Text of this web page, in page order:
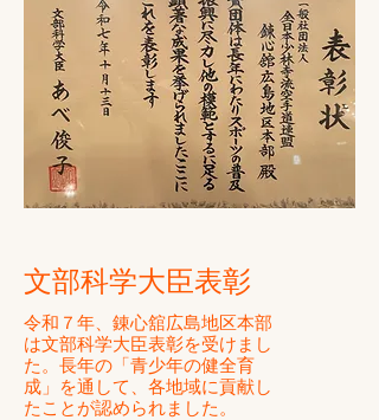
​文部科学大臣表彰
​令和７年、錬心舘広島地区本部
は文部科学大臣表彰を受けまし
た。長年の「青少年の健全育
成」を通して、各地域に貢献し
たことが認められました。